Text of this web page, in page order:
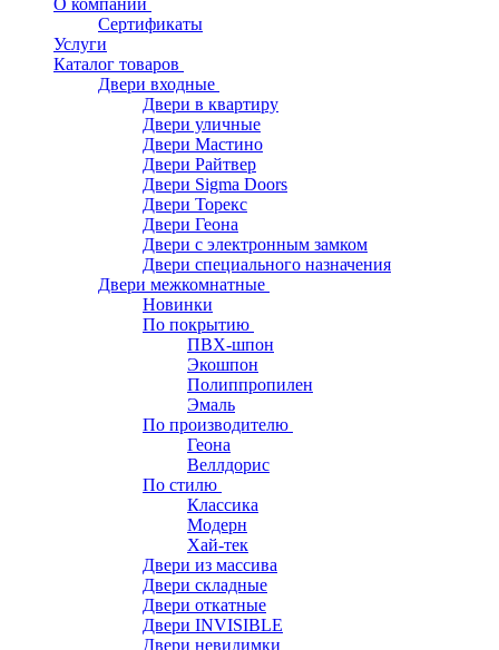
О компании
Сертификаты
Услуги
Каталог товаров
Двери входные
Двери в квартиру
Двери уличные
Двери Мастино
Двери Райтвер
Двери Sigma Doors
Двери Торекс
Двери Геона
Двери с электронным замком
Двери специального назначения
Двери межкомнатные
Новинки
По покрытию
ПВХ-шпон
Экошпон
Полиппропилен
Эмаль
По производителю
Геона
Веллдорис
По стилю
Классика
Модерн
Хай-тек
Двери из массива
Двери складные
Двери откатные
Двери INVISIBLE
Двери невидимки